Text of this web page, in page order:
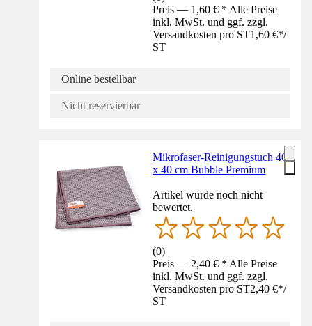
Preis — 1,60 € * Alle Preise
inkl. MwSt. und ggf. zzgl.
Versandkosten pro ST1,60 €*/
ST
Online bestellbar
Nicht reservierbar
Mikrofaser-Reinigungstuch 40
x 40 cm Bubble Premium
Artikel wurde noch nicht
bewertet.
(0)
Preis — 2,40 € * Alle Preise
inkl. MwSt. und ggf. zzgl.
Versandkosten pro ST2,40 €*/
ST